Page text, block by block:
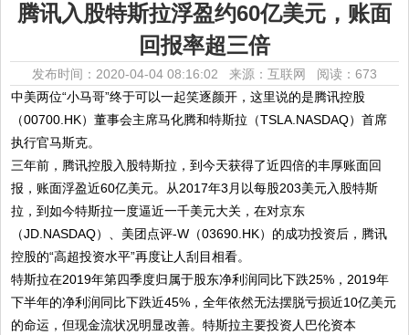
腾讯入股特斯拉浮盈约60亿美元，账面
回报率超三倍
发布时间：2020-04-04 08:16:02 来源：互联网 阅读：673
中美两位“小马哥”终于可以一起笑逐颜开，这里说的是腾讯控股
（00700.HK）董事会主席马化腾和特斯拉（TSLA.NASDAQ）首席
执行官马斯克。
三年前，腾讯控股入股特斯拉，到今天获得了近四倍的丰厚账面回
报，账面浮盈近60亿美元。从2017年3月以每股203美元入股特斯
拉，到如今特斯拉一度逼近一千美元大关，在对京东
（JD.NASDAQ）、美团点评-W（03690.HK）的成功投资后，腾讯
控股的“高超投资水平”再度让人刮目相看。
特斯拉在2019年第四季度归属于股东净利润同比下跌25%，2019年
下半年的净利润同比下跌近45%，全年依然无法摆脱亏损近10亿美元
的命运，但现金流状况明显改善。特斯拉主要投资人巴伦资本